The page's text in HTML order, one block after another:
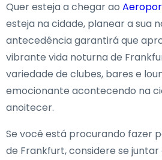
Quer esteja a chegar ao
esteja na cidade, planear a sua
antecedência garantirá que
vibrante vida noturna de
variedade de clubes, bares e
emocionante acontecendo na
anoitecer.
Se você está procurando fazer
de Frankfurt, considere se